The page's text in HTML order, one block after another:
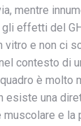
mentre
effetti del
vitro e non ci
contesto di
è molto
esiste una
muscolare e la